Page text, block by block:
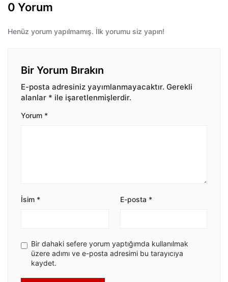
0 Yorum
Henüz yorum yapılmamış. İlk yorumu siz yapın!
Bir Yorum Bırakın
E-posta adresiniz yayımlanmayacaktır. Gerekli
alanlar * ile işaretlenmişlerdir.
Yorum *
İsim * E-posta *
Bir dahaki sefere yorum yaptığımda kullanılmak
üzere adımı ve e-posta adresimi bu tarayıcıya
kaydet.